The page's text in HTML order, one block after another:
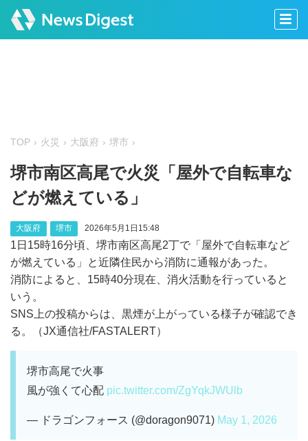
TOP 火災 大阪府 堺市
堺市南区高尾で火災「屋外で自転車な
どが燃えている」
大阪府 堺市 2026年5月1日15:48
1日15時16分頃、堺市南区高尾2丁で「屋外で自転車など
が燃えている」と近隣住民から消防に通報があった。
消防によると、15時40分現在、消火活動を行っていると
いう。
SNS上の投稿からは、黒煙が上がっている様子が確認でき
る。（JX通信社/FASTALERT）
堺市高尾で火事
風が強くて心配 pic.twitter.com/ZgYqkJWUlb
— ドラゴンフォース (@doragon9071) May 1, 2026